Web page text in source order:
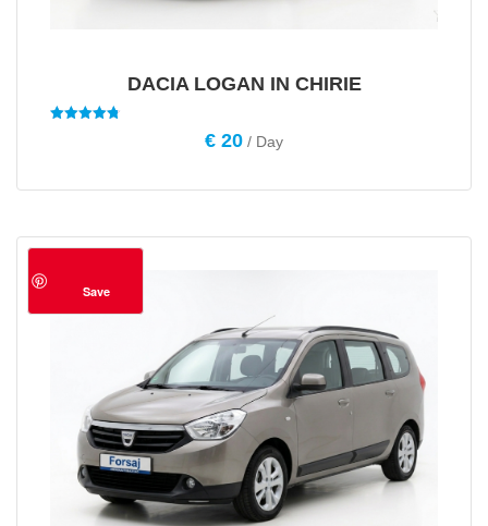
DACIA LOGAN IN CHIRIE
€ 20 / Day
Save